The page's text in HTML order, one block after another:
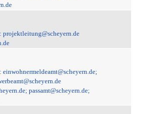
passamt@scheyern.de;